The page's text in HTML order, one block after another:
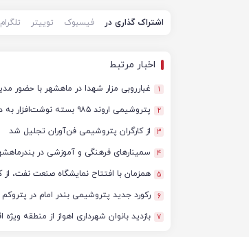
اشتراک گذاری در فیسبوک توییتر تلگرام
اخبار مرتبط
1 غبارروبی مزار شهدا در ماهشهر با حضور
2 پتروشیمی اروند ۹۸۵ بسته نوشت‌افزار به دانش‌آموزان تحت پوشش کمیته امداد بندرماهشهر اهدا کرد
3 از کارگران پتروشیمی فن‌آوران تجلیل شد
4 سمینارهای فرهنگی و آموزشی در
5 همزمان با افتتاح نمایشگاه صنعت نفت،
6 رکورد جدید پتروشیمی بندر امام در پتروکم 1403؛ امضای 94 قرارداد و تفاهم نامه با شرکت های دانش‌بنیان‌ داخلی
7 بازدید بانوان شهرداری اهواز از منطقه